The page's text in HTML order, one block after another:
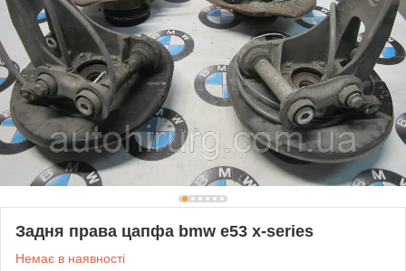
Задня права цапфа bmw e53 x-series
Немає в наявності